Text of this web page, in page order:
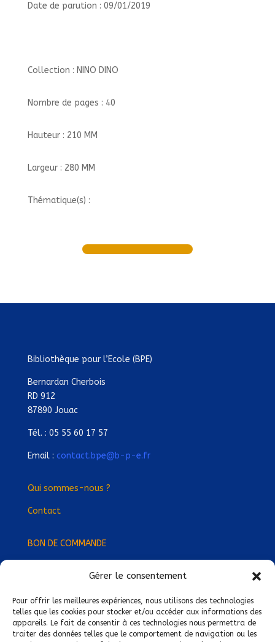
Gérer le consentement
Pour offrir les meilleures expériences, nous utilisons des technologies
telles que les cookies pour stocker et/ou accéder aux informations des
appareils. Le fait de consentir à ces technologies nous permettra de
traiter des données telles que le comportement de navigation ou les
Date de parution : 09/01/2019
Collection : NINO DINO
Nombre de pages : 40
Hauteur : 210 MM
Largeur : 280 MM
Thématique(s) :
Bibliothèque pour l’Ecole (BPE)
Bernardan Cherbois
RD 912
87890 Jouac
Tél. : 05 55 60 17 57
Email : contact.bpe@b-p-e.fr
Qui sommes-nous ?
Contact
BON DE COMMANDE
Devenez Délégué·e Régional·e !
Trouvez-nous près de chez vous !
Mentions légales